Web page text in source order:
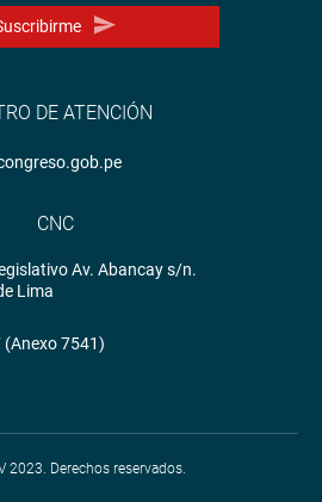
DE ATENCIÓN
CNC
Av. Abancay s/n.
Lima
7541)
2023. Derechos reservados.